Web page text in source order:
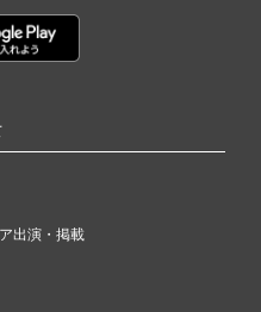
出演・掲載